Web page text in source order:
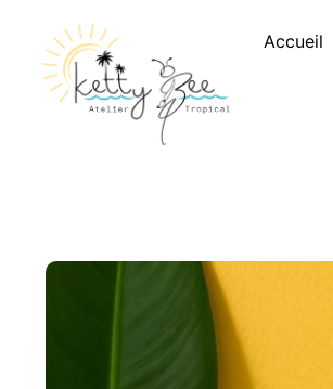
Accueil